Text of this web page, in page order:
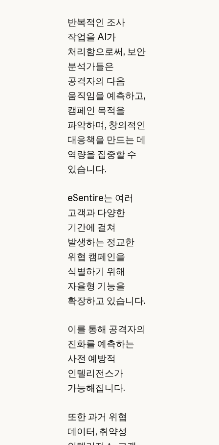
반복적인 조사
작업을 AI가
처리함으로써, 보안
분석가들은
공격자의 다음
움직임을 예측하고,
캠페인 목적을
파악하며, 창의적인
대응책을 만드는 데
역량을 집중할 수
있습니다.
eSentire는 여러
고객과 다양한
기간에 걸쳐
발생하는 정교한
위협 캠페인을
식별하기 위해
자율형 기능을
확장하고 있습니다.
이를 통해 공격자의
진화를 예측하는
사전 예방적
인텔리전스가
가능해집니다.
또한 과거 위협
데이터, 취약성